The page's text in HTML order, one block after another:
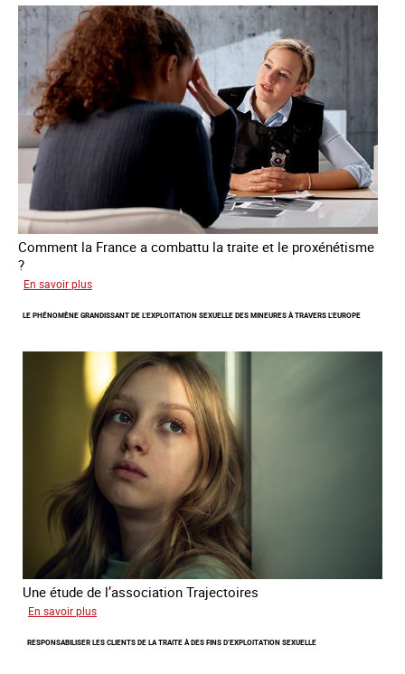
et
l’autonomie
des
personnes
victimes
traite
Comment la France a combattu la traite et le proxénétisme
?
En savoir plus
regard
l'OCRTEH
l'exploitation
sexuelle
en
France
2025
LE PHÉNOMÈNE GRANDISSANT DE L’EXPLOITATION SEXUELLE DES MINEURES À TRAVERS L’EUROPE
Une étude de l’association Trajectoires
En savoir plus
phénomène
RESPONSABILISER LES CLIENTS DE LA TRAITE À DES FINS D’EXPLOITATION SEXUELLE